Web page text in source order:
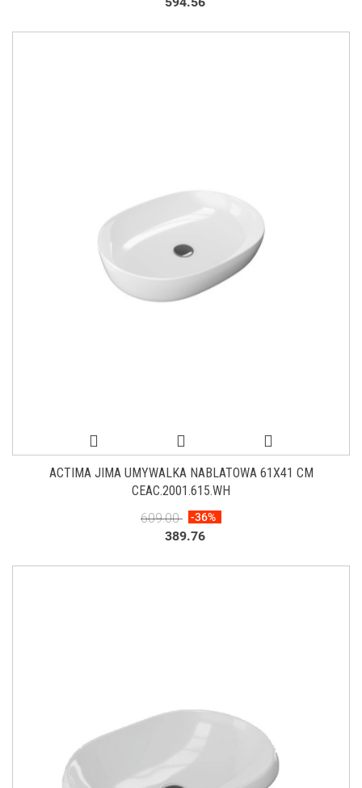
ACTIMA JIMA UMYWALKA NABLATOWA 61X41 CM
CEAC.2001.615.WH
609.00
-36%
389.76